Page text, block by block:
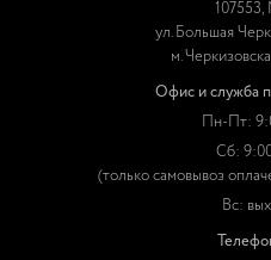
107553,
ул. Большая
м.
Офис и служба
Пн-Пт:
Сб:
(только самовывоз
Вс: